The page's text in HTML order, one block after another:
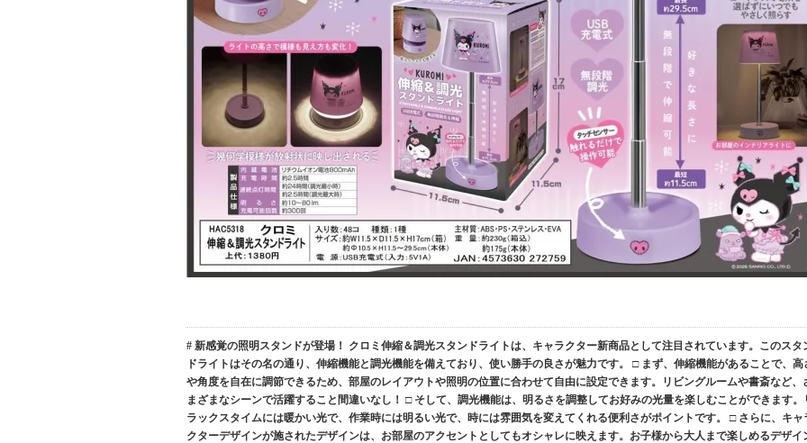
# 新感覚の照明スタンドが登場！ クロミ伸縮＆調光スタンドライトは、キャラクター新商品として注目されています。このスタ
ドライトはその名の通り、伸縮機能と調光機能を備えており、使い勝手の良さが魅力です。 □ まず、伸縮機能があることで、高
や角度を自在に調節できるため、部屋のレイアウトや照明の位置に合わせて自由に設定できます。リビングルームや書斎など、
まざまなシーンで活躍すること間違いなし！ □ そして、調光機能は、明るさを調整してお好みの光量を楽しむことができます。
ラックスタイムには暖かい光で、作業時には明るい光で、時には雰囲気を変えてくれる便利さがポイントです。 □ さらに、キャ
クターデザインが施されたデザインは、お部屋のアクセントとしてもオシャレに映えます。お子様から大人まで楽しめるデザイ